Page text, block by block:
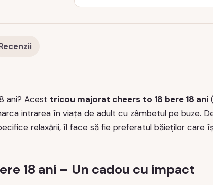
ani? Acest tricou majorat cheers to 18 bere 18 ani
intrarea în viața de adult cu zâmbetul pe buze.
relaxării, îl face să fie preferatul băieților care
18 ani – Un cadou cu impact